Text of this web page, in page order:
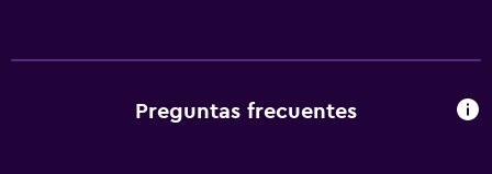
Preguntas frecuentes